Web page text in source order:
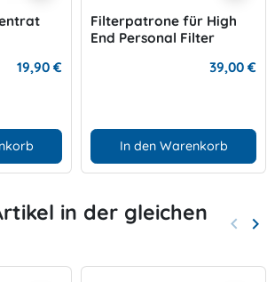
19,90 €
Filterpatrone für High
End Personal Filter
39,00 €
In den Warenkorb
in der gleichen
Zurück
keyboard_arrow_left keyboard_arrow_right